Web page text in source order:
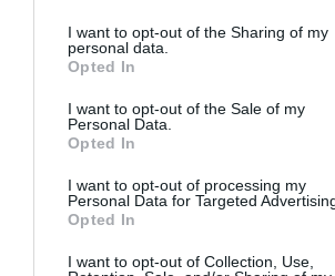
not limited to your visit or usage behaviour.
grant or deny consent to Google and its
use your data for below specified
consent section.
I want to opt-out of the Sharing of my
personal data.
Opted In
I want to opt-out of the Sale of my
Personal Data.
Opted In
I want to opt-out of processing my
Personal Data for Targeted
Opted In
I want to opt-out of Collection, Use,
Kötények
ÖTCSILLAGOS